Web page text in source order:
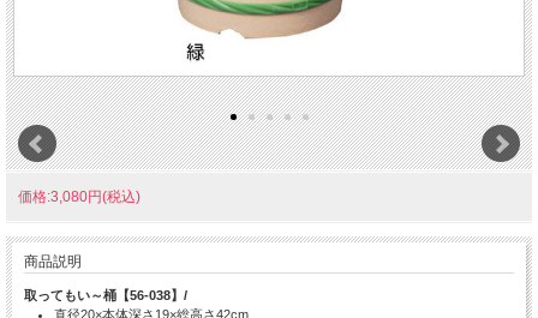
価格:3,080円(税込)
商品説明
取ってもい～桶【56-038】/
直径20×本体深さ19×総高さ42cm